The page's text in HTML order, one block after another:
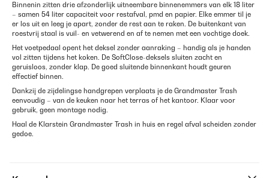
Binnenin zitten drie afzonderlijk uitneembare binnenemmers van elk 18 liter
– samen 54 liter capaciteit voor restafval, pmd en papier. Elke emmer til je
er los uit en leeg je apart, zonder de rest aan te raken. De buitenkant van
roestvrij staal is vuil- en vetwerend en af te nemen met een vochtige doek.
Het voetpedaal opent het deksel zonder aanraking – handig als je handen
vol zitten tijdens het koken. De SoftClose-deksels sluiten zacht en
geruisloos, zonder klap. De goed sluitende binnenkant houdt geuren
effectief binnen.
Dankzij de zijdelingse handgrepen verplaats je de Grandmaster Trash
eenvoudig – van de keuken naar het terras of het kantoor. Klaar voor
gebruik, geen montage nodig.
Haal de Klarstein Grandmaster Trash in huis en regel afval scheiden zonder
gedoe.